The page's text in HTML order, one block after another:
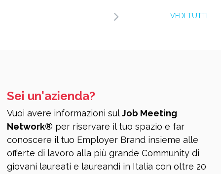
VEDI TUTTI
Sei un'azienda?
Vuoi avere informazioni sulJob Meeting
Network® per riservare il tuo spazio e far
conoscere il tuo Employer Brand insieme alle
offerte di lavoro alla più grande Community di
giovani laureati e laureandi in Italia con oltre 20